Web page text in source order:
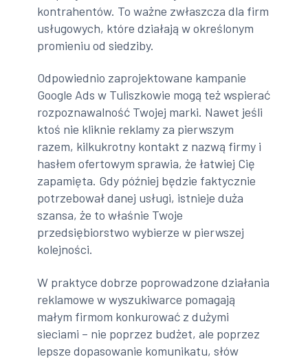
kontrahentów. To ważne zwłaszcza dla firm
usługowych, które działają w określonym
promieniu od siedziby.
Odpowiednio zaprojektowane kampanie
Google Ads w Tuliszkowie mogą też wspierać
rozpoznawalność Twojej marki. Nawet jeśli
ktoś nie kliknie reklamy za pierwszym
razem, kilkukrotny kontakt z nazwą firmy i
hasłem ofertowym sprawia, że łatwiej Cię
zapamięta. Gdy później będzie faktycznie
potrzebował danej usługi, istnieje duża
szansa, że to właśnie Twoje
przedsiębiorstwo wybierze w pierwszej
kolejności.
W praktyce dobrze poprowadzone działania
reklamowe w wyszukiwarce pomagają
małym firmom konkurować z dużymi
sieciami – nie poprzez budżet, ale poprzez
lepsze dopasowanie komunikatu, słów